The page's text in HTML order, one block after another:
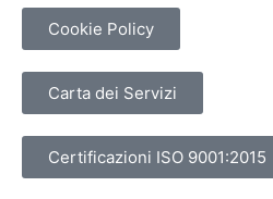
Cookie Policy
Carta dei Servizi
Certificazioni ISO 9001:2015